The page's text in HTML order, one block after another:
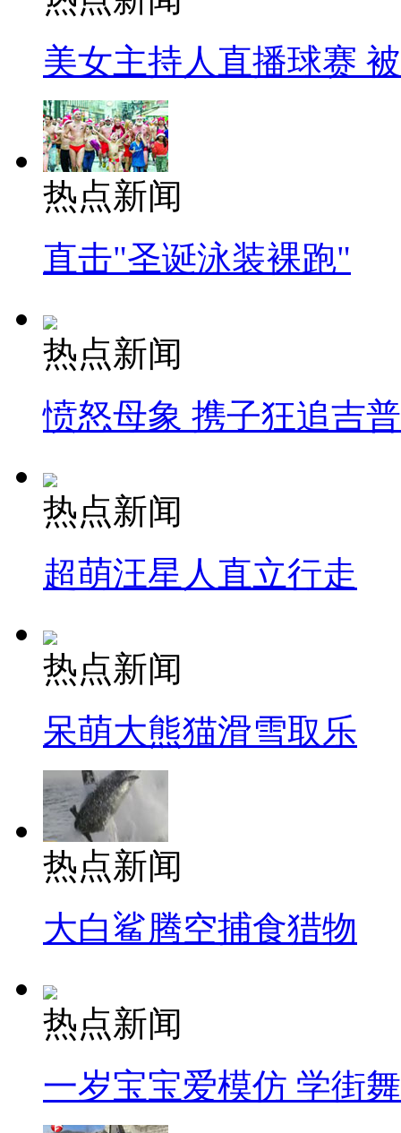
美女主持人直播球赛
热点新闻
直击"圣诞泳装裸跑"
热点新闻
愤怒母象 携子狂追吉
热点新闻
超萌汪星人直立行走
热点新闻
呆萌大熊猫滑雪取乐
热点新闻
大白鲨腾空捕食猎物
热点新闻
一岁宝宝爱模仿 学街